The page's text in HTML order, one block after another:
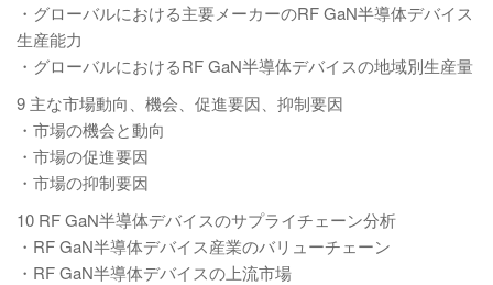
・グローバルにおける主要メーカーのRF GaN半導体デバイス
生産能力
・グローバルにおけるRF GaN半導体デバイスの地域別生産量
9 主な市場動向、機会、促進要因、抑制要因
・市場の機会と動向
・市場の促進要因
・市場の抑制要因
10 RF GaN半導体デバイスのサプライチェーン分析
・RF GaN半導体デバイス産業のバリューチェーン
・RF GaN半導体デバイスの上流市場